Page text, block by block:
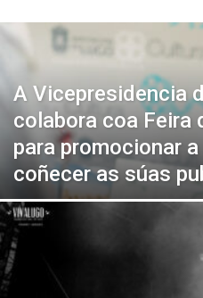
A Vicepresidencia
colabora coa Feira
para promocionar
coñecer as súas